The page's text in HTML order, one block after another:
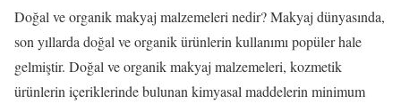
Doğal ve organik makyaj malzemeleri nedir? Makyaj dünyasında,
son yıllarda doğal ve organik ürünlerin kullanımı popüler hale
gelmiştir. Doğal ve organik makyaj malzemeleri, kozmetik
ürünlerin içeriklerinde bulunan kimyasal maddelerin minimum